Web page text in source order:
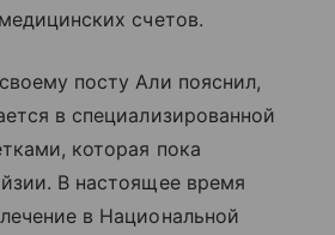
счетов.
посту Али пояснил,
в специализированной
которая пока
В настоящее время
в Национальной